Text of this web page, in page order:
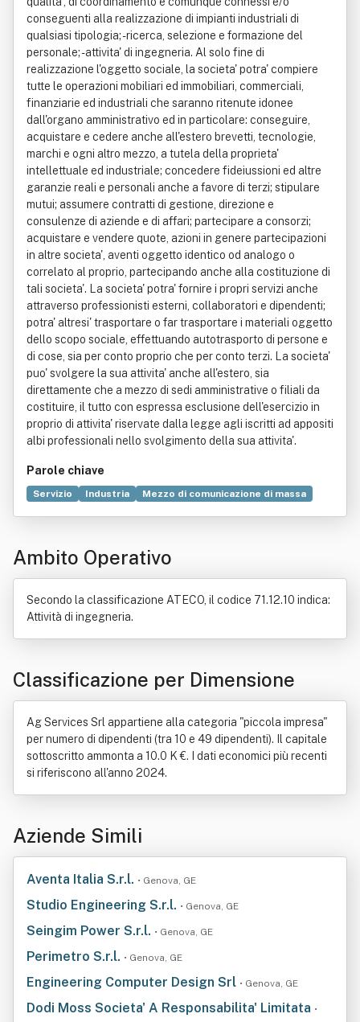
conseguenti alla realizzazione di impianti industriali di
qualsiasi tipologia; - ricerca, selezione e formazione del
personale; - attivita' di ingegneria. Al solo fine di
realizzazione l'oggetto sociale, la societa' potra' compiere
tutte le operazioni mobiliari ed immobiliari, commerciali,
finanziarie ed industriali che saranno ritenute idonee
dall'organo amministrativo ed in particolare: conseguire,
acquistare e cedere anche all'estero brevetti, tecnologie,
marchi e ogni altro mezzo, a tutela della proprieta'
intellettuale ed industriale; concedere fideiussioni ed altre
garanzie reali e personali anche a favore di terzi; stipulare
mutui; assumere contratti di gestione, direzione e
consulenze di aziende e di affari; partecipare a consorzi;
acquistare e vendere quote, azioni in genere partecipazioni
in altre societa', aventi oggetto identico od analogo o
correlato al proprio, partecipando anche alla costituzione di
tali societa'. La societa' potra' fornire i propri servizi anche
attraverso professionisti esterni, collaboratori e dipendenti;
potra' altresi' trasportare o far trasportare i materiali oggetto
dello scopo sociale, effettuando autotrasporto di persone e
di cose, sia per conto proprio che per conto terzi. La societa'
puo' svolgere la sua attivita' anche all'estero, sia
direttamente che a mezzo di sedi amministrative o filiali da
costituire, il tutto con espressa esclusione dell'esercizio in
proprio di attivita' riservate dalla legge agli iscritti ad appositi
albi professionali nello svolgimento della sua attivita'.
Parole chiave
Servizio Industria
Mezzo di comunicazione di massa
Ricerca scientifica
Ambito Operativo
Secondo la classificazione ATECO, il codice 71.12.10 indica:
Attività di ingegneria.
Classificazione per Dimensione
Ag Services Srl appartiene alla categoria "piccola impresa"
per numero di dipendenti (tra 10 e 49 dipendenti). Il capitale
sottoscritto ammonta a 10.0 K €. I dati economici più recenti
si riferiscono all'anno 2024.
Aziende Simili
Aventa Italia S.r.l. • Genova, GE
Studio Engineering S.r.l. • Genova, GE
Seingim Power S.r.l. • Genova, GE
Perimetro S.r.l. • Genova, GE
Engineering Computer Design Srl • Genova, GE
Dodi Moss Societa' A Responsabilita' Limitata •